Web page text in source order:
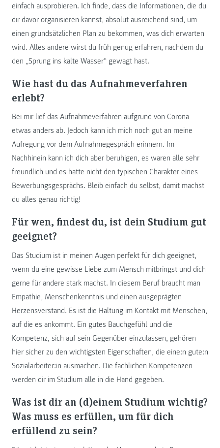
einfach ausprobieren. Ich finde, dass die Informationen, die du
dir davor organisieren kannst, absolut ausreichend sind, um
einen grundsätzlichen Plan zu bekommen, was dich erwarten
wird. Alles andere wirst du früh genug erfahren, nachdem du
den „Sprung ins kalte Wasser“ gewagt hast.
Wie hast du das Aufnahmeverfahren
erlebt?
Bei mir lief das Aufnahmeverfahren aufgrund von Corona
etwas anders ab. Jedoch kann ich mich noch gut an meine
Aufregung vor dem Aufnahmegespräch erinnern. Im
Nachhinein kann ich dich aber beruhigen, es waren alle sehr
freundlich und es hatte nicht den typischen Charakter eines
Bewerbungsgesprächs. Bleib einfach du selbst, damit machst
du alles genau richtig!
Für wen, findest du, ist dein Studium gut
geeignet?
Das Studium ist in meinen Augen perfekt für dich geeignet,
wenn du eine gewisse Liebe zum Mensch mitbringst und dich
gerne für andere stark machst. In diesem Beruf braucht man
Empathie, Menschenkenntnis und einen ausgeprägten
Herzensverstand. Es ist die Haltung im Kontakt mit Menschen,
auf die es ankommt. Ein gutes Bauchgefühl und die
Kompetenz, sich auf sein Gegenüber einzulassen, gehören
hier sicher zu den wichtigsten Eigenschaften, die eine:n gute:n
Sozialarbeiter:in ausmachen. Die fachlichen Kompetenzen
werden dir im Studium alle in die Hand gegeben.
Was ist dir an (d)einem Studium wichtig?
Was muss es erfüllen, um für dich
erfüllend zu sein?